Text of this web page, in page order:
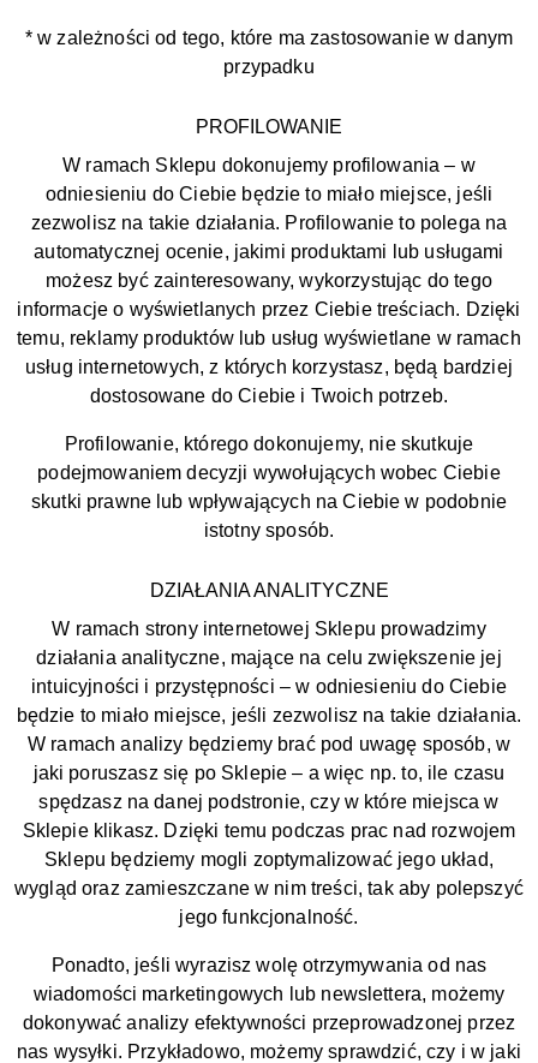
* w zależności od tego, które ma zastosowanie w danym
przypadku
PROFILOWANIE
W ramach Sklepu dokonujemy profilowania – w
odniesieniu do Ciebie będzie to miało miejsce, jeśli
zezwolisz na takie działania. Profilowanie to polega na
automatycznej ocenie, jakimi produktami lub usługami
możesz być zainteresowany, wykorzystując do tego
informacje o wyświetlanych przez Ciebie treściach. Dzięki
temu, reklamy produktów lub usług wyświetlane w ramach
usług internetowych, z których korzystasz, będą bardziej
dostosowane do Ciebie i Twoich potrzeb.
Profilowanie, którego dokonujemy, nie skutkuje
podejmowaniem decyzji wywołujących wobec Ciebie
skutki prawne lub wpływających na Ciebie w podobnie
istotny sposób.
DZIAŁANIA ANALITYCZNE
W ramach strony internetowej Sklepu prowadzimy
działania analityczne, mające na celu zwiększenie jej
intuicyjności i przystępności – w odniesieniu do Ciebie
będzie to miało miejsce, jeśli zezwolisz na takie działania.
W ramach analizy będziemy brać pod uwagę sposób, w
jaki poruszasz się po Sklepie – a więc np. to, ile czasu
spędzasz na danej podstronie, czy w które miejsca w
Sklepie klikasz. Dzięki temu podczas prac nad rozwojem
Sklepu będziemy mogli zoptymalizować jego układ,
wygląd oraz zamieszczane w nim treści, tak aby polepszyć
jego funkcjonalność.
Ponadto, jeśli wyrazisz wolę otrzymywania od nas
wiadomości marketingowych lub newslettera, możemy
dokonywać analizy efektywności przeprowadzonej przez
nas wysyłki. Przykładowo, możemy sprawdzić, czy i w jaki